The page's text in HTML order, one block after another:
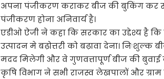
अपना पंजीकरण कराकर बीज की बुकिंग कर
पंजीकरण होना अनिवार्य है।
एडीओ ऐजी ने कहा कि सरकार का उद्देश्य है
उत्पादन मे बढ़ोत्तरी को बढ़ावा देना।
मदद मिलेगी और वे गुणवत्तापूर्ण बीज की
कृषि विभाग ने सभी राजस्व लेखपालों और ग्राम